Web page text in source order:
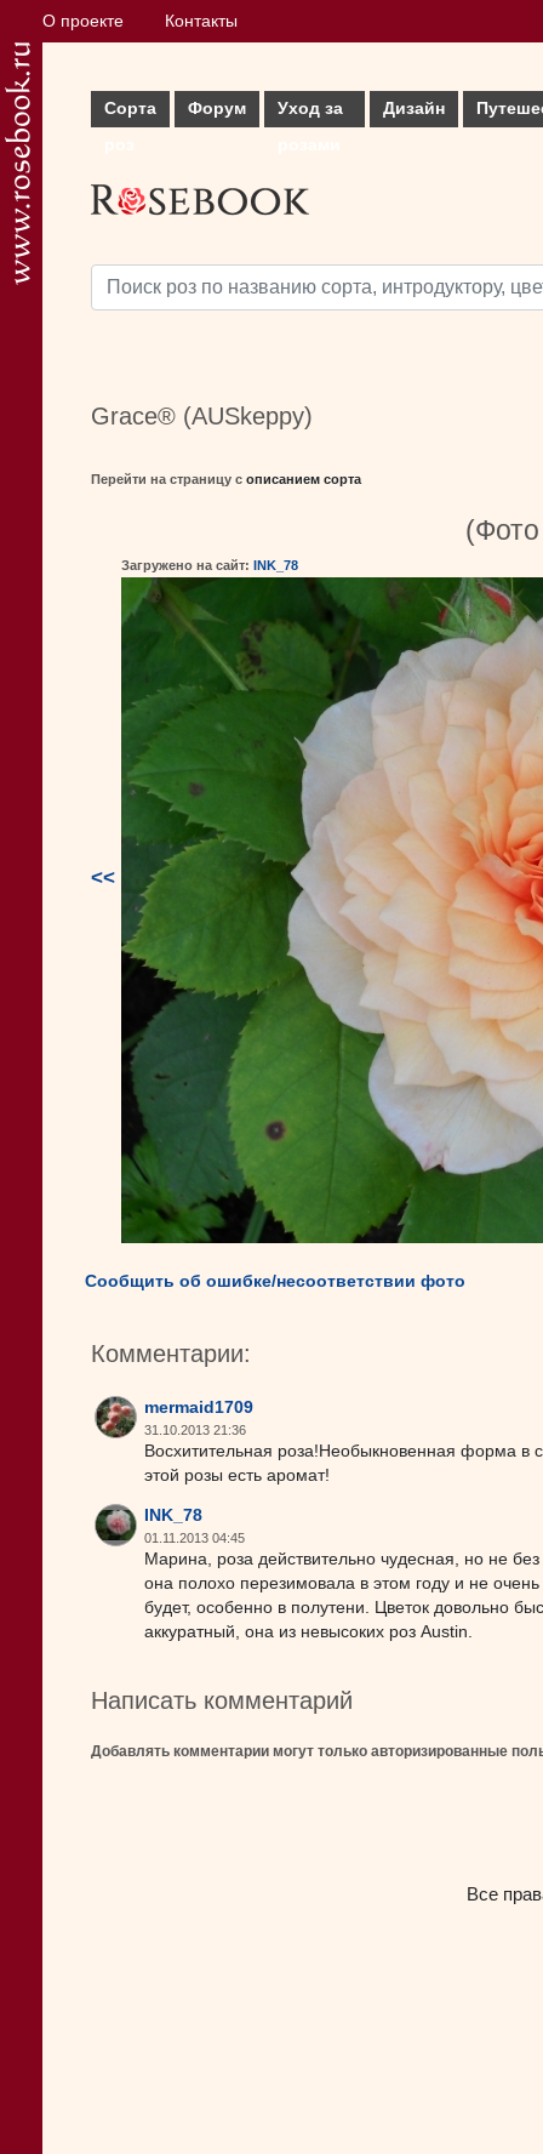
О проекте Контакты
Сорта
Форум
Уход за
Дизайн
Grace® (AUSkeppy)
Перейти на страницу с описанием сорта
<<
Загружено на сайт: INK_78
Сообщить об ошибке/несоответствии фото
Комментарии:
mermaid1709
31.10.2013 21:36
Восхитительная роза!Необыкновенная форма в
этой розы есть аромат!
INK_78
01.11.2013 04:45
Марина, роза действительно чудесная, но не
она полохо перезимовала в этом году и не
будет, особенно в полутени. Цветок довольно
аккуратный, она из невысоких роз Austin.
Написать комментарий
Добавлять комментарии могут только авторизированные
Все